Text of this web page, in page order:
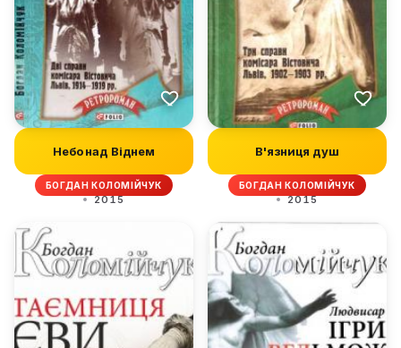
Небо над Віднем
БОГДАН КОЛОМІЙЧУК
2015
В'язниця душ
БОГДАН КОЛОМІЙЧУК
2015